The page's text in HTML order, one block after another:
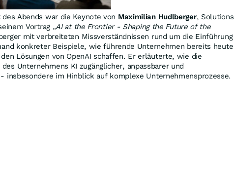
Abends war die Keynote von Maximilian Hudlberger, Solutions
Vortrag „AI at the Frontier - Shaping the Future of the
mit verbreiteten Missverständnissen rund um die Einführung
konkreter Beispiele, wie führende Unternehmen bereits heute
Lösungen von OpenAI schaffen. Er erläuterte, wie die
Unternehmens KI zugänglicher, anpassbarer und
insbesondere im Hinblick auf komplexe Unternehmensprozesse.